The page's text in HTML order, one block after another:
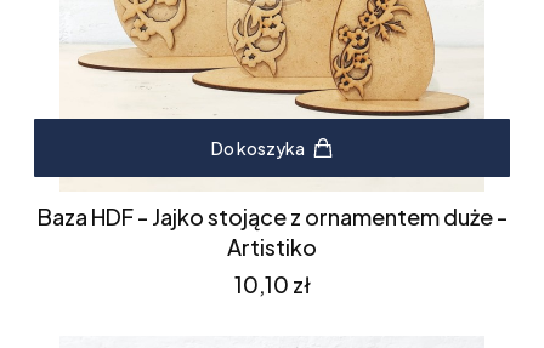
Do koszyka
Baza HDF - Jajko stojące z ornamentem duże -
Artistiko
Cena
10,10 zł